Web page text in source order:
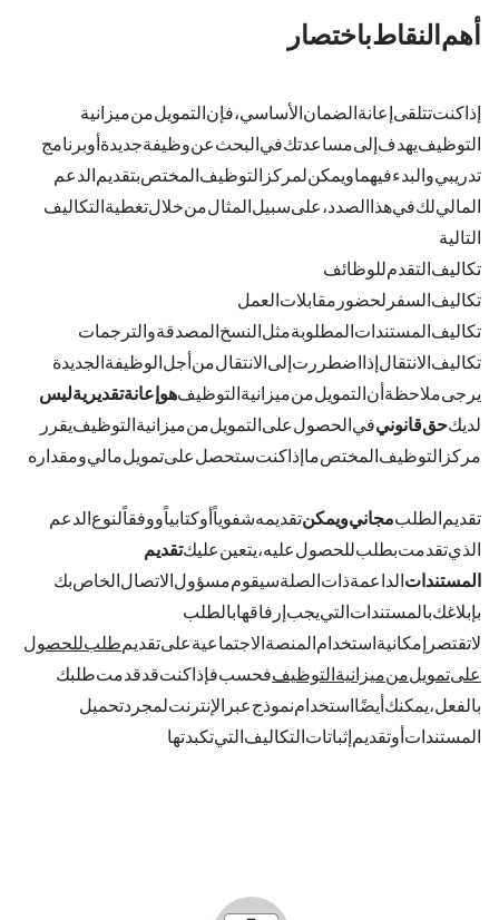
أهم النقاط باختصار
إذا كنتتتلقى إعانة الضمان الأساسي، فإن التمويل من ميزانية
التوظيف يهدف إلى مساعدتك في البحث عن وظيفة جديدة أو برنامج
تدريبي والبدء فيهما. ويمكن لمركز التوظيف المختص بتقديم الدعم
المالي لك في هذا الصدد، على سبيل المثال من خلال تغطية التكاليف
التالية
تكاليف التقدم للوظائف
تكاليف السفر لحضور مقابلات العمل
تكاليف المستندات المطلوبة (مثل النسخ المصدقة والترجمات)
تكاليف الانتقال (إذا اضطررت إلى الانتقال من أجل الوظيفة الجديدة)
يرجى ملاحظة أن التمويل من ميزانية التوظيفهو إعانة تقديريةليس
لديكحق قانونيفي الحصول على التمويل من ميزانية التوظيف. يقرر
مركز التوظيف المختص ما إذا كنت ستحصل على تمويل مالي ومقداره.
تقديم الطلبمجاني ويمكنتقديمه شفوياً أو كتابياً. ووفقاً لنوع الدعم
الذي تقدمت بطلب للحصول عليه، يتعين عليكتقديم
المستندات الداعمة ذات الصلة. سيقوم مسؤول الاتصال الخاص بك
بإبلاغك بالمستندات التي يجب إرفاقها بالطلب.
لا تقتصر إمكانية استخدام المنصة الاجتماعية على تقديمطلب للحصول
على تمويل من ميزانية التوظيففحسب. فإذا كنت قد قدمت طلبك
بالفعل، يمكنك أيضًا استخدام نموذج عبر الإنترنت لمجرد تحميل
المستندات أو تقديم إثباتات التكاليف التي تكبدتها.